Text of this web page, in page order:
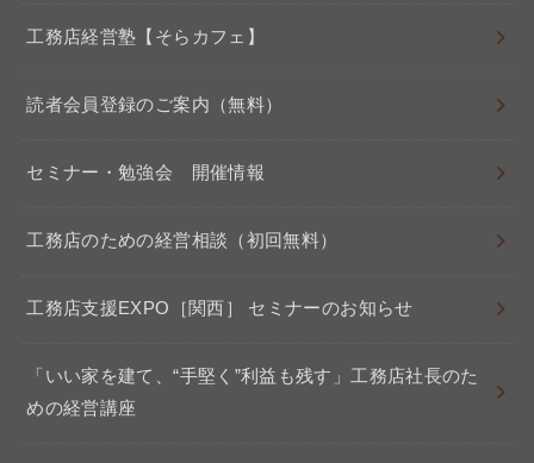
工務店経営塾【そらカフェ】
読者会員登録のご案内（無料）
セミナー・勉強会 開催情報
工務店のための経営相談（初回無料）
工務店支援EXPO［関西］ セミナーのお知らせ
「いい家を建て、“手堅く”利益も残す」工務店社長のた
めの経営講座